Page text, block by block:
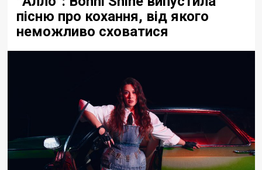
пісню про кохання, від якого
неможливо сховатися